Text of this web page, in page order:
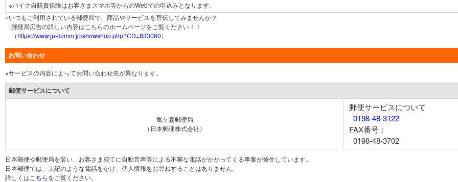
※バイク自賠責保険はお客さまスマホ等からのWebでの申込みとなります。
○いつもご利用されている郵便局で、商品やサービスを宣伝してみませんか？
郵便局広告の詳しい内容はこちらのホームページをご覧ください！！
（https://www.jp-comm.jp/showshop.php?CD=833060）
お問い合わせ
※サービスの内容によってお問い合わせ先が異なります。
郵便サービスについて
亀ケ森郵便局
（日本郵便株式会社）
郵便サービスについて
0198-48-3122
FAX番号：
0198-48-3702
日本郵便や郵便局を装い、お客さま宛てに自動音声等による不審な電話がかかってくる事案が発生しています。
日本郵便では、上記のような電話をかけ、個人情報をお尋ねすることはありません。
詳しくは こちらをご覧ください。